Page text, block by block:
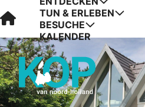
Visit Kop van Holland
TUN & ERLEBEN
BESUCHE
KALENDER